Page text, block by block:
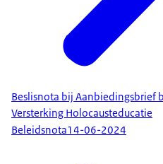
Beslisnota bij Aanbiedingsbrief
Versterking Holocausteducatie
Beleidsnota14-06-2024